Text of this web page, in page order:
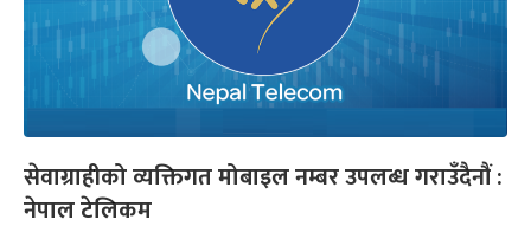
सेवाग्राहीको व्यक्तिगत मोबाइल नम्बर उपलब्ध गराउँदैनौं :
नेपाल टेलिकम